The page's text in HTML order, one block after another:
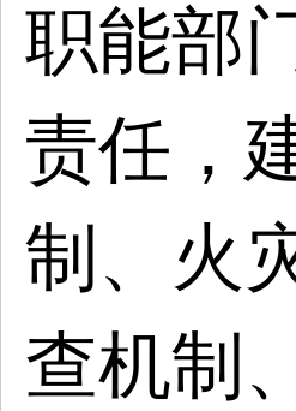
职能部
责任，
制、火
查机制